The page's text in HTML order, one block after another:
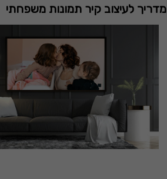
מדריך לעיצוב קיר תמונות משפחתי